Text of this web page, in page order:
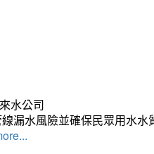
水公司
漏水風險並確保民眾用水